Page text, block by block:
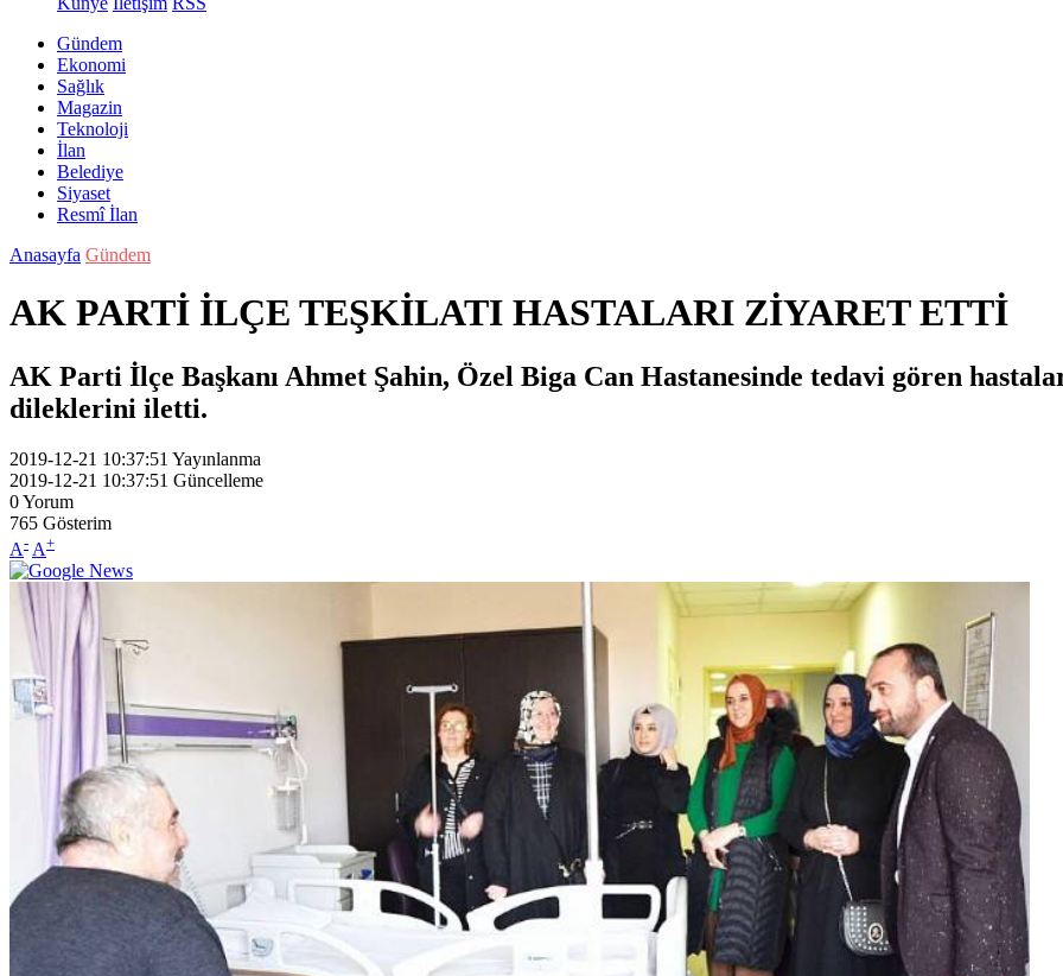
Gündem
Ekonomi
Sağlık
Magazin
Teknoloji
İlan
Belediye
Siyaset
Resmî İlan
Anasayfa Gündem
AK PARTİ İLÇE TEŞKİLATI HASTALARI ZİYARET ETTİ
AK Parti İlçe Başkanı Ahmet Şahin, Özel Biga Can Hastanesinde tedavi gören
dileklerini iletti.
2019-12-21 10:37:51 Yayınlanma
2019-12-21 10:37:51 Güncelleme
0Yorum
765 Gösterim
A- A+